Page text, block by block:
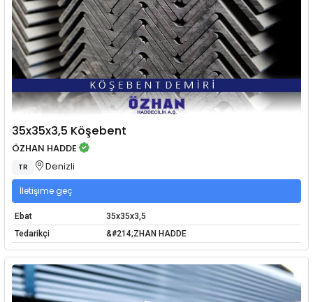
35x35x3,5 Köşebent
ÖZHAN HADDE
TR Denizli
İletişime geç
Ebat
35x35x3,5
Tedarikçi
&#214;ZHAN HADDE